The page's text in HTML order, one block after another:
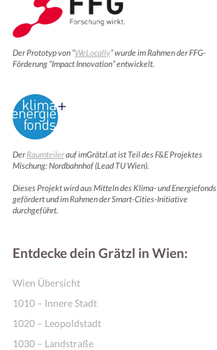
Der Prototyp von “WeLocally” wurde im Rahmen der FFG-
Förderung “Impact Innovation” entwickelt.
DerRaumteilerauf imGrätzl.at ist Teil des F&E Projektes
Mischung: Nordbahnhof (Lead TU Wien).
Dieses Projekt wird aus Mitteln des Klima- und Energiefonds
gefördert und im Rahmen der Smart-Cities-Initiative
durchgeführt.
Entdecke dein Grätzl in Wien:
Wien Übersicht
1010 – Innere Stadt
1020 – Leopoldstadt
1030 – Landstraße